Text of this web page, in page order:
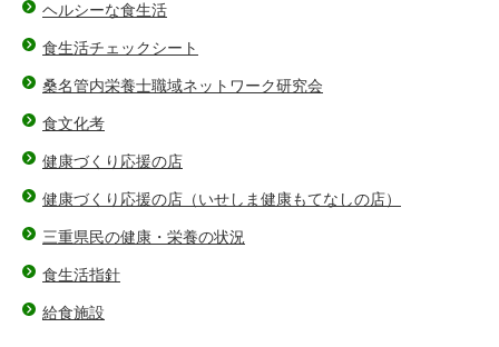
ヘルシーな食生活
食生活チェックシート
桑名管内栄養士職域ネットワーク研究会
食文化考
健康づくり応援の店
健康づくり応援の店（いせしま健康もてなしの店）
三重県民の健康・栄養の状況
食生活指針
給食施設